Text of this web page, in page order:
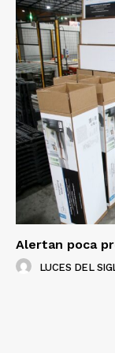
Alertan poca
LUCES DEL